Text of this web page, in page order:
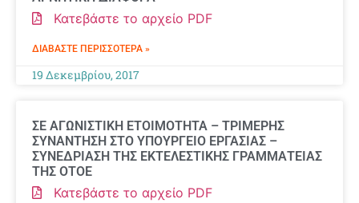
Κατεβάστε το αρχείο PDF
ΔΙΑΒΆΣΤΕ ΠΕΡΙΣΣΌΤΕΡΑ »
19 Δεκεμβρίου, 2017
ΣΕ ΑΓΩΝΙΣΤΙΚΗ ΕΤΟΙΜΟΤΗΤΑ – ΤΡΙΜΕΡΗΣ
ΣΥΝΑΝΤΗΣΗ ΣΤΟ ΥΠΟΥΡΓΕΙΟ ΕΡΓΑΣΙΑΣ –
ΣΥΝΕΔΡΙΑΣΗ ΤΗΣ ΕΚΤΕΛΕΣΤΙΚΗΣ ΓΡΑΜΜΑΤΕΙΑΣ
ΤΗΣ ΟΤΟΕ
Κατεβάστε το αρχείο PDF